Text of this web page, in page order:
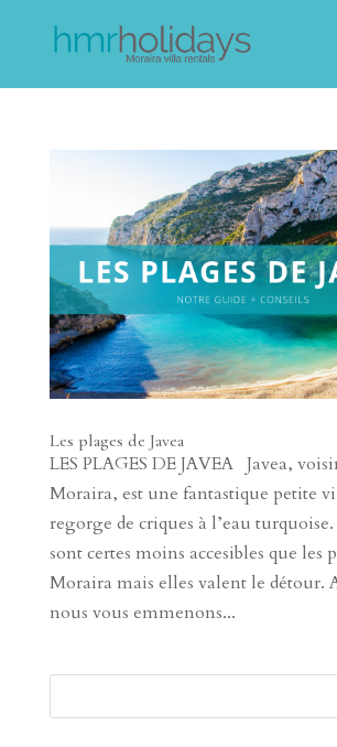
Les plages de Javea
LES PLAGES DE JAVEA Javea,
Moraira, est une fantastique petite
regorge de criques à l’eau
sont certes moins accesibles que les
Moraira mais elles valent le détour.
nous vous emmenons...